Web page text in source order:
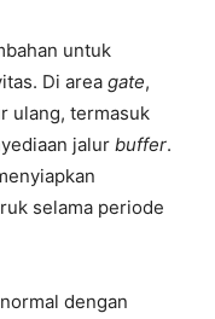
untuk
Di area gate,
ulang, termasuk
jalur buffer.
selama periode
dengan